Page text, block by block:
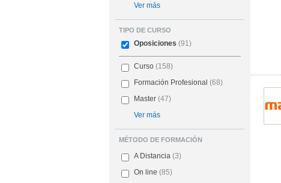
Ver más
TIPO DE CURSO
Oposiciones (91)
Curso (158)
Formación Profesional (68)
Master (47)
Ver más
MÉTODO DE FORMACIÓN
A Distancia (3)
On line (85)